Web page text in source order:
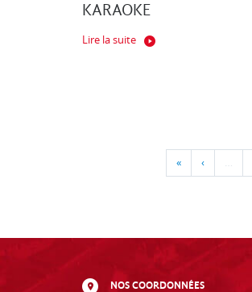
KARAOKE
Lire la suite
« ‹ …
NOS COORDONNÉES